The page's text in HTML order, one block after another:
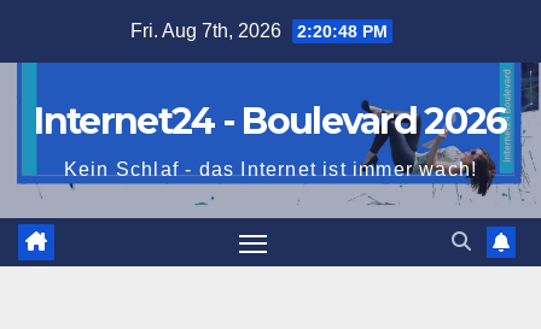
Fri. Aug 7th, 2026 2:20:49 PM
Internet24 - Boulevard 2026
Kein Schlaf - das Internet ist immer wach!